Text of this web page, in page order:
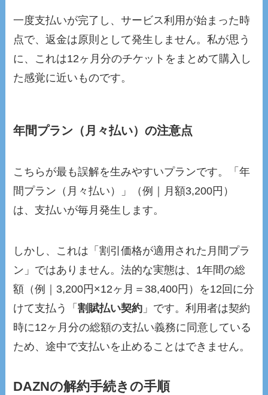
一度支払いが完了し、サービス利用が始まった時
点で、返金は原則として発生しません。私が思う
に、これは12ヶ月分のチケットをまとめて購入し
た感覚に近いものです。
年間プラン（月々払い）の注意点
こちらが最も誤解を生みやすいプランです。「年
間プラン（月々払い）」（例｜月額3,200円）
は、支払いが毎月発生します。
しかし、これは「割引価格が適用された月間プラ
ン」ではありません。法的な実態は、1年間の総
額（例｜3,200円×12ヶ月＝38,400円）を12回に分
けて支払う「割賦払い契約 」です。利用者は契約
時に12ヶ月分の総額の支払い義務に同意している
ため、途中で支払いを止めることはできません。
DAZNの解約手続きの手順